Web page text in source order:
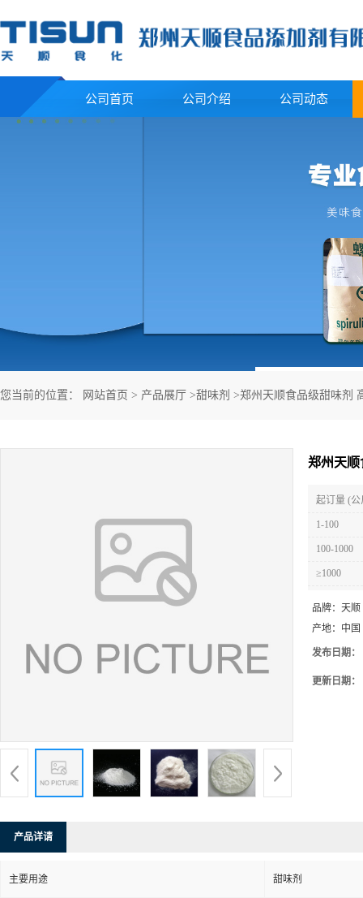
公司首页 公司介绍 公司动态
您当前的位置： 网站首页 > 产品展厅 >甜味剂 >郑州天顺食品级甜味剂
郑州天顺
起订量 (公
1-100
100-1000
≥1000
品牌： 天顺
产地： 中国
发布日期：
更新日期：
产品详请
主要用途 甜味剂